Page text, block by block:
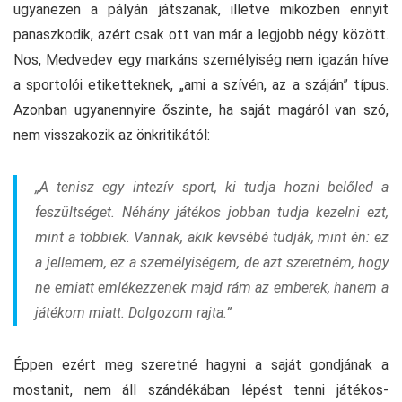
ugyanezen a pályán játszanak, illetve miközben ennyit
panaszkodik, azért csak ott van már a legjobb négy között.
Nos, Medvedev egy markáns személyiség nem igazán híve
a sportolói etiketteknek, „ami a szívén, az a száján” típus.
Azonban ugyanennyire őszinte, ha saját magáról van szó,
nem visszakozik az önkritikától:
„A tenisz egy intezív sport, ki tudja hozni belőled a
feszültséget. Néhány játékos jobban tudja kezelni ezt,
mint a többiek. Vannak, akik kevsébé tudják, mint én: ez
a jellemem, ez a személyiségem, de azt szeretném, hogy
ne emiatt emlékezzenek majd rám az emberek, hanem a
játékom miatt. Dolgozom rajta.”
Éppen ezért meg szeretné hagyni a saját gondjának a
mostanit, nem áll szándékában lépést tenni játékos-